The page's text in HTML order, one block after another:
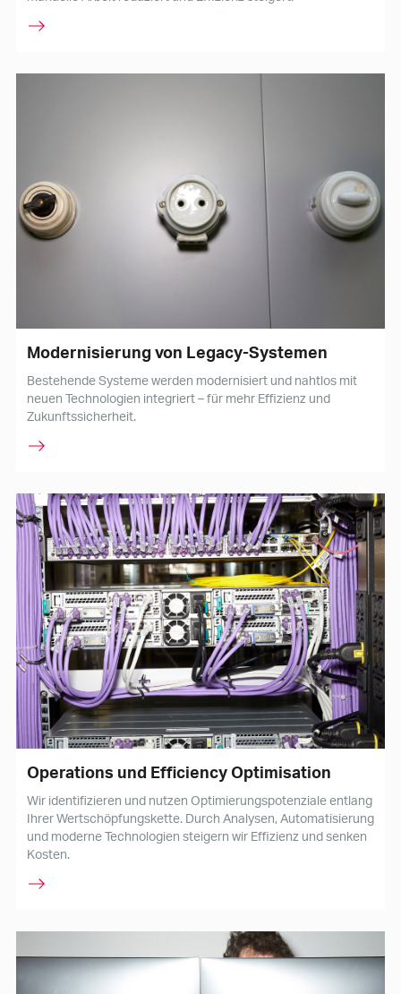
Modernisierung von Legacy-Systemen
Bestehende Systeme werden modernisiert und nahtlos mit
neuen Technologien integriert – für mehr Effizienz und
Zukunftssicherheit.
Operations und Efficiency Optimisation
Wir identifizieren und nutzen Optimierungspotenziale entlang
Ihrer Wertschöpfungskette. Durch Analysen, Automatisierung
und moderne Technologien steigern wir Effizienz und senken
Kosten.